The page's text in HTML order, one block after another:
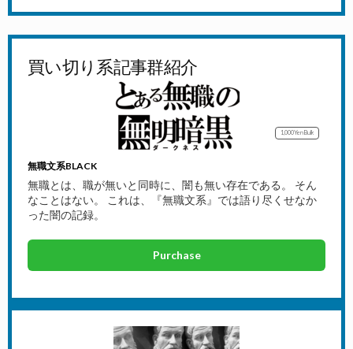
買い切り系記事群紹介
1,000YenBulk
無職文系BLACK
無職とは、職が無いと同時に、闇も無い存在である。 そん
なことはない。 これは、『無職文系』では語り尽くせなか
った闇の記録。
Purchase